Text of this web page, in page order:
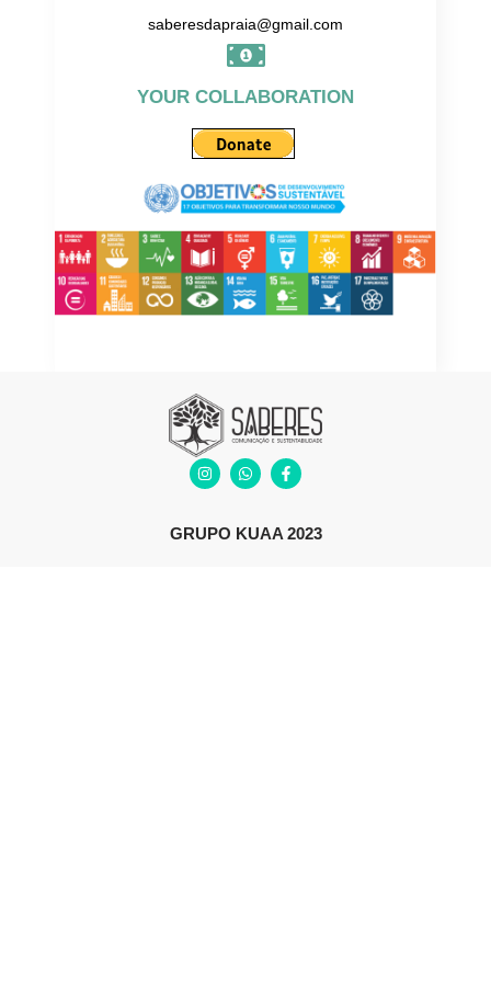
saberesdapraia@gmail.com
YOUR COLLABORATION
GRUPO KUAA 2023